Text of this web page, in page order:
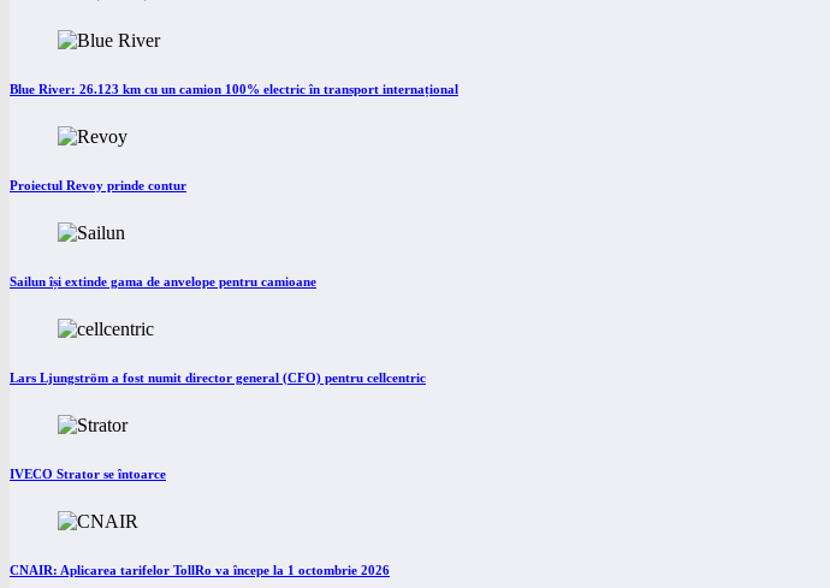
Blue River: 26.123 km cu un camion 100% electric în transport internațional
Proiectul Revoy prinde contur
Sailun își extinde gama de anvelope pentru camioane
Lars Ljungström a fost numit director general (CFO) pentru cellcentric
IVECO Strator se întoarce
CNAIR: Aplicarea tarifelor TollRo va începe la 1 octombrie 2026